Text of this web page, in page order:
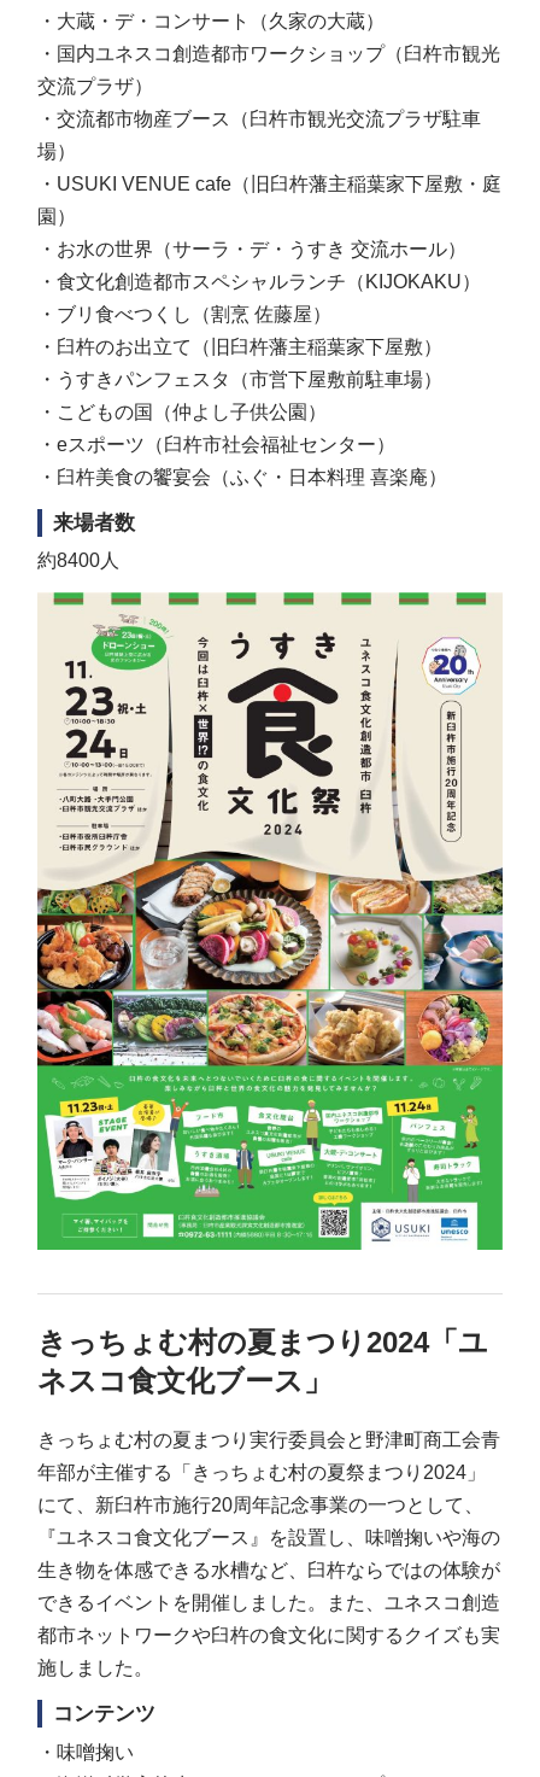
・大蔵・デ・コンサート（久家の大蔵）
・国内ユネスコ創造都市ワークショップ（臼杵市観光
交流プラザ）
・交流都市物産ブース（臼杵市観光交流プラザ駐車
場）
・USUKI VENUE cafe（旧臼杵藩主稲葉家下屋敷・庭
園）
・お水の世界（サーラ・デ・うすき 交流ホール）
・食文化創造都市スペシャルランチ（KIJOKAKU）
・ブリ食べつくし（割烹 佐藤屋）
・臼杵のお出立て（旧臼杵藩主稲葉家下屋敷）
・うすきパンフェスタ（市営下屋敷前駐車場）
・こどもの国（仲よし子供公園）
・eスポーツ（臼杵市社会福祉センター）
・臼杵美食の饗宴会（ふぐ・日本料理 喜楽庵）
来場者数
約8400人
きっちょむ村の夏まつり2024「ユ
ネスコ食文化ブース」
きっちょむ村の夏まつり実行委員会と野津町商工会青
年部が主催する「きっちょむ村の夏祭まつり2024」
にて、新臼杵市施行20周年記念事業の一つとして、
『ユネスコ食文化ブース』を設置し、味噌掬いや海の
生き物を体感できる水槽など、臼杵ならではの体験が
できるイベントを開催しました。また、ユネスコ創造
都市ネットワークや臼杵の食文化に関するクイズも実
施しました。
コンテンツ
・味噌掬い